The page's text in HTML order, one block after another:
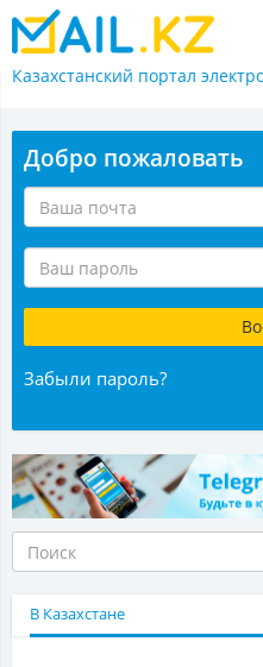
Казахстанский портал
Добро пожаловать
Забыли пароль?
В Казахстане